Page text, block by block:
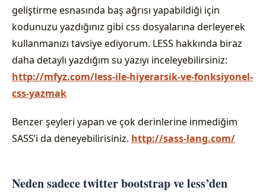
geliştirme esnasında baş ağrısı yapabildiği için
kodunuzu yazdığınız gibi css dosyalarına derleyerek
kullanmanızı tavsiye ediyorum. LESS hakkında biraz
daha detaylı yazdığım su yazıyı inceleyebilirsiniz:
http://mfyz.com/less-ile-hiyerarsik-ve-fonksiyonel-
css-yazmak
Benzer şeyleri yapan ve çok derinlerine inmediğim
SASS’i da deneyebilirisiniz. http://sass-lang.com/
Neden sadece twitter bootstrap ve less’den